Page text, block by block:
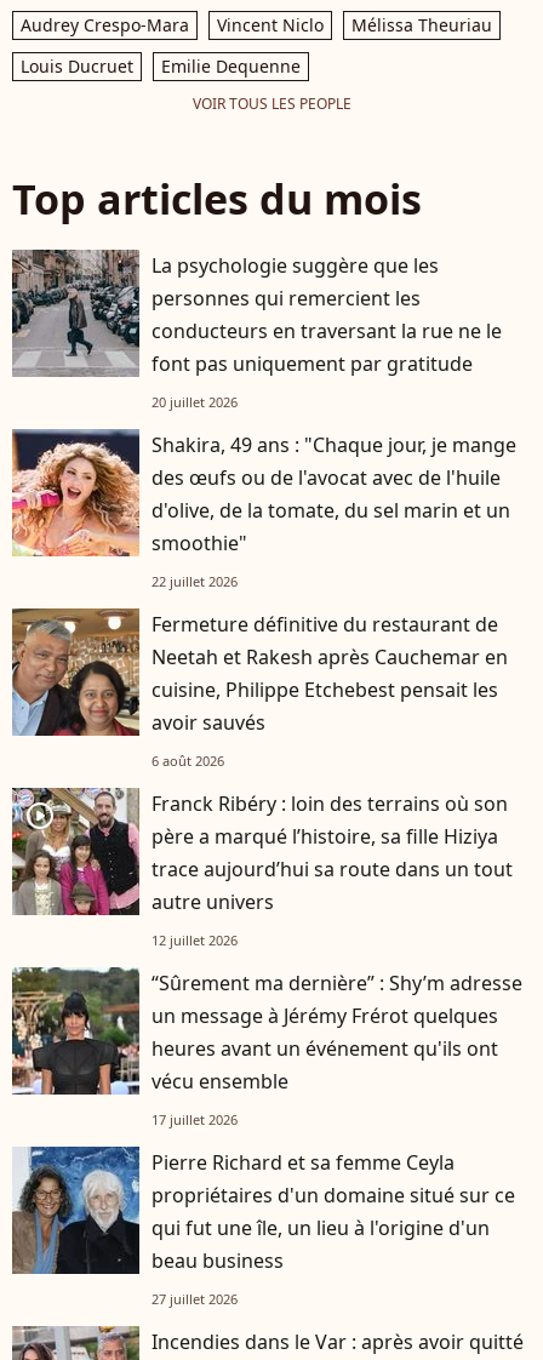
Audrey Crespo-Mara
Vincent Niclo
Mélissa Theuriau
Louis Ducruet
Emilie Dequenne
VOIR TOUS LES PEOPLE
Top articles du mois
La psychologie suggère que les
personnes qui remercient les
conducteurs en traversant la rue ne le
font pas uniquement par gratitude
20 juillet 2026
Shakira, 49 ans : "Chaque jour, je mange
des œufs ou de l'avocat avec de l'huile
d'olive, de la tomate, du sel marin et un
smoothie"
22 juillet 2026
Fermeture définitive du restaurant de
Neetah et Rakesh après Cauchemar en
cuisine, Philippe Etchebest pensait les
avoir sauvés
6 août 2026
player2
Franck Ribéry : loin des terrains où son
père a marqué l’histoire, sa fille Hiziya
trace aujourd’hui sa route dans un tout
autre univers
12 juillet 2026
“Sûrement ma dernière” : Shy’m adresse
un message à Jérémy Frérot quelques
heures avant un événement qu'ils ont
vécu ensemble
17 juillet 2026
Pierre Richard et sa femme Ceyla
propriétaires d'un domaine situé sur ce
qui fut une île, un lieu à l'origine d'un
beau business
27 juillet 2026
Incendies dans le Var : après avoir quitté